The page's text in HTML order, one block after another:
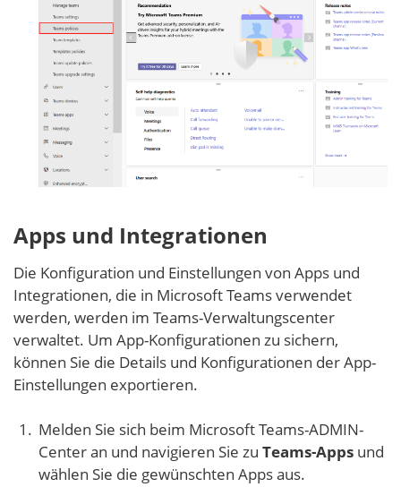
Apps und Integrationen
Die Konfiguration und Einstellungen von Apps und
Integrationen, die in Microsoft Teams verwendet
werden, werden im Teams-Verwaltungscenter
verwaltet. Um App-Konfigurationen zu sichern,
können Sie die Details und Konfigurationen der App-
Einstellungen exportieren.
Melden Sie sich beim Microsoft Teams-ADMIN-
Center an und navigieren Sie zu Teams-Apps und
wählen Sie die gewünschten Apps aus.